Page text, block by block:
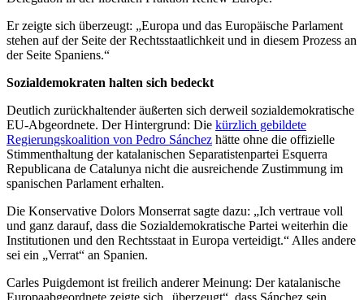
Er zeigte sich überzeugt: „Europa und das Europäische Parlament
stehen auf der Seite der Rechtsstaatlichkeit und in diesem Prozess an
der Seite Spaniens.“
Sozialdemokraten halten sich bedeckt
Deutlich zurückhaltender äußerten sich derweil sozialdemokratische
EU-Abgeordnete. Der Hintergrund: Die kürzlich gebildete
Regierungskoalition von Pedro Sánchez hätte ohne die offizielle
Stimmenthaltung der katalanischen Separatistenpartei Esquerra
Republicana de Catalunya nicht die ausreichende Zustimmung im
spanischen Parlament erhalten.
Die Konservative Dolors Monserrat sagte dazu: „Ich vertraue voll
und ganz darauf, dass die Sozialdemokratische Partei weiterhin die
Institutionen und den Rechtsstaat in Europa verteidigt.“ Alles andere
sei ein „Verrat“ an Spanien.
Carles Puigdemont ist freilich anderer Meinung: Der katalanische